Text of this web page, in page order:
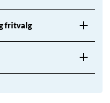
fritvalg